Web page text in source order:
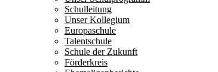
Schulleitung
Unser Kollegium
Europaschule
Talentschule
Schule der Zukunft
Förderkreis